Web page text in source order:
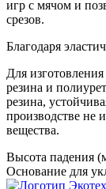
игр с мячом и
срезов.
Благодаря
Для
резина и
резина,
производстве не
вещества.
Высота падения
Основание для